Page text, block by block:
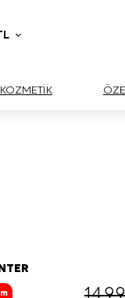
KOZMETİK